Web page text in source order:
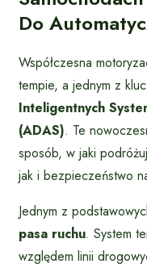
Do
Współczesna
tempie, a jednym z
Inteligentnych
(ADAS). Te
sposób, w jaki
jak i bezpieczeństwo
Jednym z
pasa ruchu. System
względem linii